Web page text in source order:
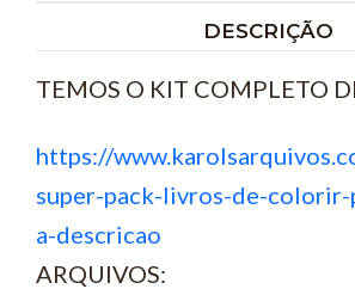
DESCRIÇÃO
TEMOS O KIT COMPLETO
https://
super-pack-livros-de-colorir-
a-descricao
ARQUIVOS: